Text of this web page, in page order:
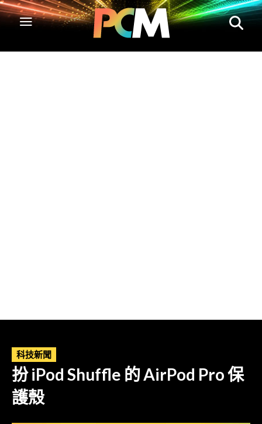
科技新聞
扮 iPod Shuffle 的 AirPod Pro 保
護殼